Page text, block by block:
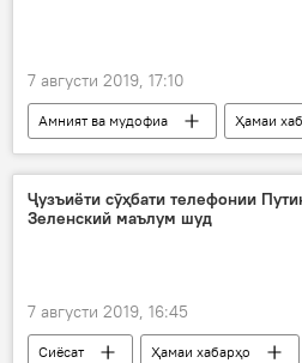
7 августи 2019, 17:10
Амният ва мудофиа
Ҳамаи
ДОИШ
шаҳрванд
СММ
Дар Тоҷикистон
Ҷузъиёти сӯҳбати телефонии
Зеленский маълум шуд
7 августи 2019, 16:45
Сиёсат Ҳамаи хабарҳо